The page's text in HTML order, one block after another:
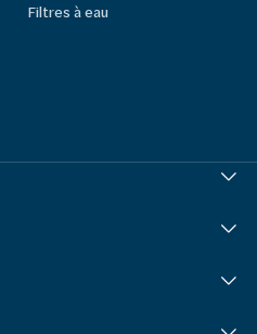
Filtres à eau